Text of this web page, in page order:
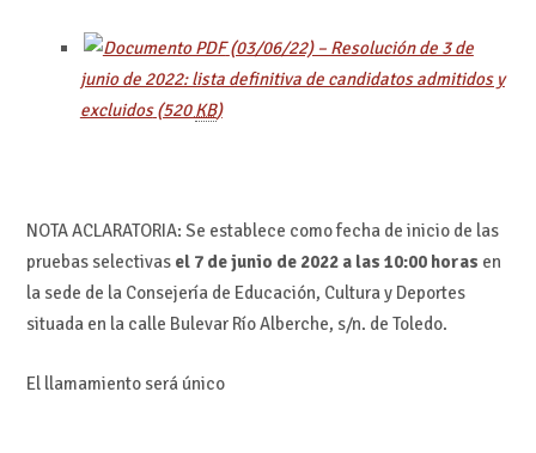
(03/06/22) – Resolución de 3 de
junio de 2022: lista definitiva de candidatos admitidos y
excluidos(520KB)
NOTA ACLARATORIA: Se establece como fecha de inicio de las
pruebas selectivas el 7 de junio de 2022 a las 10:00 horas en
la sede de la Consejería de Educación, Cultura y Deportes
situada en la calle Bulevar Río Alberche, s/n. de Toledo.
El llamamiento será único